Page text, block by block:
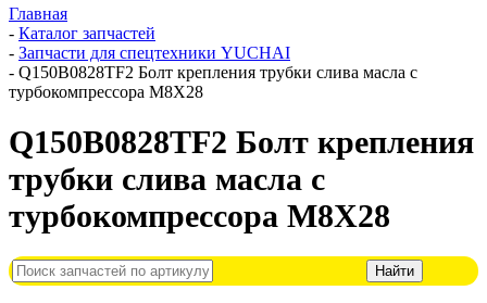
Главная
- Каталог запчастей
- Запчасти для спецтехники YUCHAI
- Q150B0828TF2 Болт крепления трубки слива масла с
турбокомпрессора M8X28
Q150B0828TF2 Болт крепления
трубки слива масла с
турбокомпрессора M8X28